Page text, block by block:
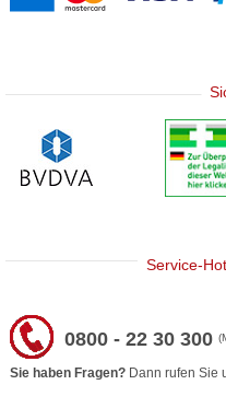
Service-
0800 - 22 30 300
Sie haben Fragen? Dann rufen Sie